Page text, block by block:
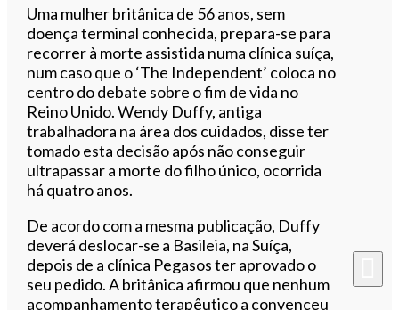
Ouvir este artigo
Uma mulher britânica de 56 anos, sem
doença terminal conhecida, prepara-se para
recorrer à morte assistida numa clínica suíça,
num caso que o ‘The Independent’ coloca no
centro do debate sobre o fim de vida no
Reino Unido. Wendy Duffy, antiga
trabalhadora na área dos cuidados, disse ter
tomado esta decisão após não conseguir
ultrapassar a morte do filho único, ocorrida
há quatro anos.
De acordo com a mesma publicação, Duffy
deverá deslocar-se a Basileia, na Suíça,
depois de a clínica Pegasos ter aprovado o
seu pedido. A britânica afirmou que nenhum
acompanhamento terapêutico a convenceu